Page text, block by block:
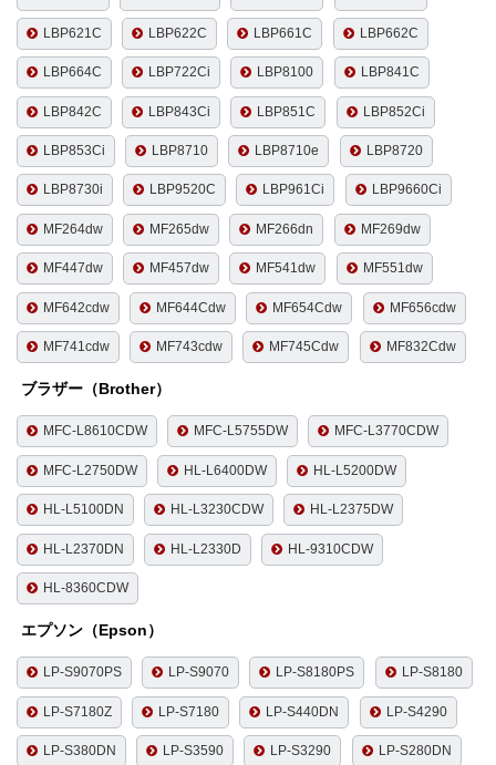
LBP621C LBP622C LBP661C LBP662C
LBP664C LBP722Ci LBP8100 LBP841C
LBP842C LBP843Ci LBP851C LBP852Ci
LBP853Ci LBP8710 LBP8710e LBP8720
LBP8730i LBP9520C LBP961Ci LBP9660Ci
MF264dw MF265dw MF266dn MF269dw
MF447dw MF457dw MF541dw MF551dw
MF642cdw MF644Cdw MF654Cdw MF656cdw
MF741cdw MF743cdw MF745Cdw MF832Cdw
ブラザー（Brother）
MFC-L8610CDW MFC-L5755DW MFC-L3770CDW
MFC-L2750DW HL-L6400DW HL-L5200DW
HL-L5100DN HL-L3230CDW HL-L2375DW
HL-L2370DN HL-L2330D HL-9310CDW
HL-8360CDW
エプソン（Epson）
LP-S9070PS LP-S9070 LP-S8180PS LP-S8180
LP-S7180Z LP-S7180 LP-S440DN LP-S4290
LP-S380DN LP-S3590 LP-S3290 LP-S280DN